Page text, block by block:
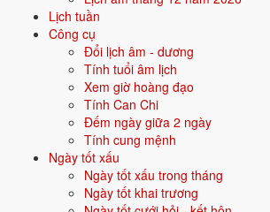
Lịch tuần
Công cụ
Đổi lịch âm - dương
Tính tuổi âm lịch
Xem giờ hoàng đạo
Tính Can Chi
Đếm ngày giữa 2 ngày
Tính cung mệnh
Ngày tốt xấu
Ngày tốt xấu trong tháng
Ngày tốt khai trương
Ngày Tân Hợi đạt mức rất tốt cho việc
Trực Định, Sao Bích và Ngày Hoàng Đạo.
Ngày tốt dựa trên yếu tố nào?
Xem chi tiết ngày 5/8
Tháng 8
6 24/6 âm
Thứ Năm 4/10· Ngày Trung Bình nhập
Lục Diệu: Tiểu cát Âm:24/6/2026
Giờ tốt:23h-1h, 1h-3h, 5h-7h, 11h-13h,
Ngày Nhâm Tý đạt mức trung bình cho
do Ngày Hắc Đạo gây bất lợi.